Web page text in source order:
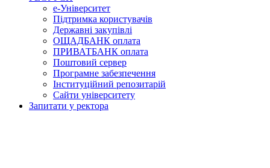
е-Університет
Підтримка користувачів
Державні закупівлі
ОЩАДБАНК оплата
ПРИВАТБАНК оплата
Поштовий сервер
Програмне забезпечення
Інституційний репозитарій
Сайти університету
Запитати у ректора